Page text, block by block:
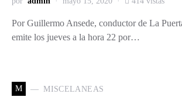
Por Guillermo Ansede, conductor de La
emite los jueves a la hora 22 por…
M MISCELANEAS